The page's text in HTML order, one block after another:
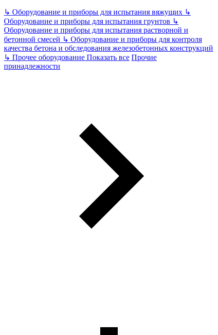
↳ Оборудование и приборы для испытания вяжущих ↳
Оборудование и приборы для испытания грунтов ↳
Оборудование и приборы для испытания растворной и
бетонной смесей ↳ Оборудование и приборы для контроля
качества бетона и обследования железобетонных конструкций
↳ Прочее оборудование Показать все Прочие
принадлежности